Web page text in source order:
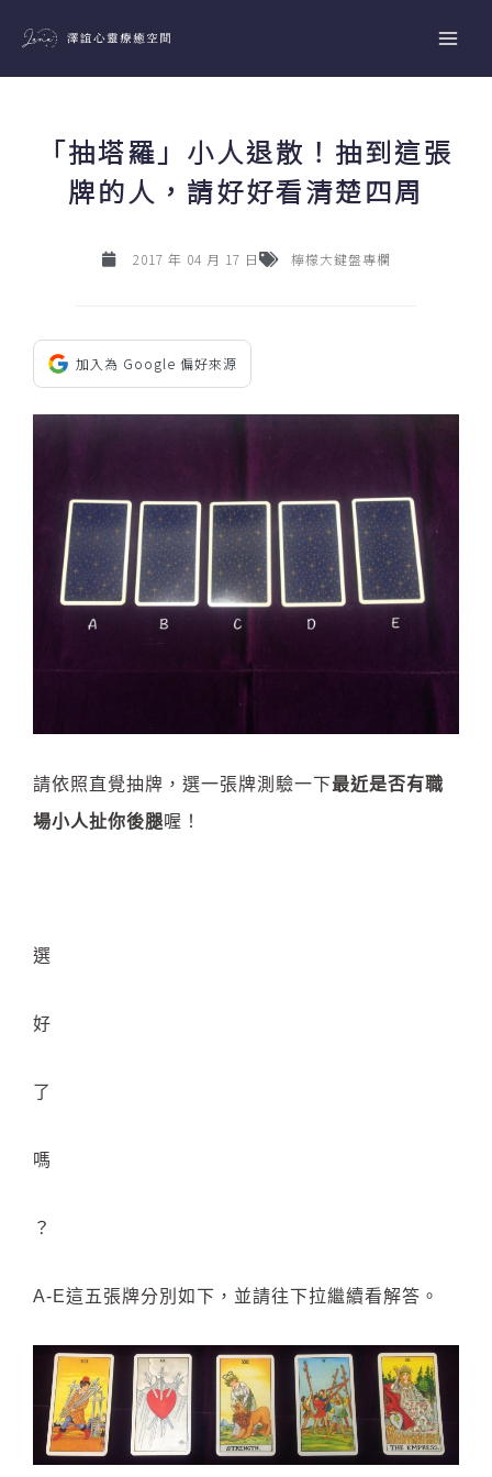
主
「抽塔羅」小人退散！抽到這張
牌的人，請好好看清楚四周
2017 年 04 月 17 日 檸檬大鍵盤專欄
加入為 Google 偏好來源
請依照直覺抽牌，選一張牌測驗一下最近是否有職
場小人扯你後腿喔！
選
好
了
嗎
？
A-E這五張牌分別如下，並請往下拉繼續看解答。